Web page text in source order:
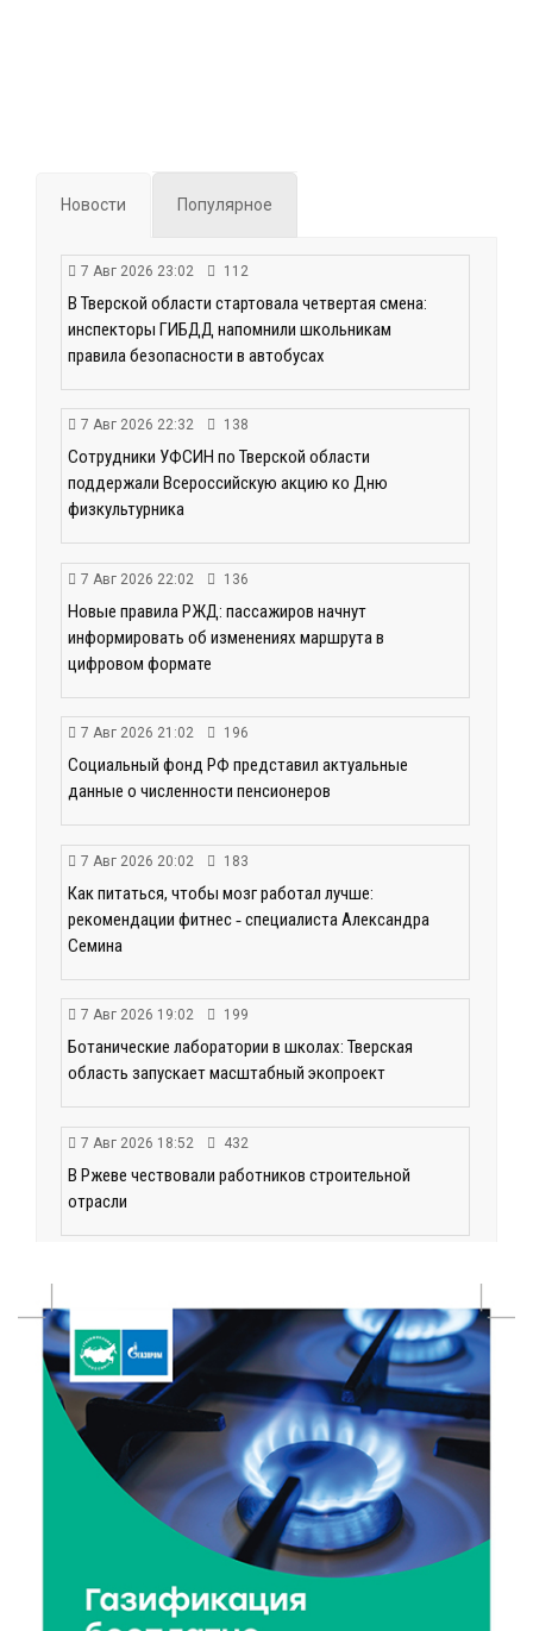
Новости Популярное
7 Авг 2026 23:02 112
В Тверской области стартовала четвертая смена:
инспекторы ГИБДД напомнили школьникам
правила безопасности в автобусах
7 Авг 2026 22:32 138
Сотрудники УФСИН по Тверской области
поддержали Всероссийскую акцию ко Дню
физкультурника
7 Авг 2026 22:02 136
Новые правила РЖД: пассажиров начнут
информировать об изменениях маршрута в
цифровом формате
7 Авг 2026 21:02 196
Социальный фонд РФ представил актуальные
данные о численности пенсионеров
7 Авг 2026 20:02 183
Как питаться, чтобы мозг работал лучше:
рекомендации фитнес ‑ специалиста Александра
Семина
7 Авг 2026 19:02 199
Ботанические лаборатории в школах: Тверская
область запускает масштабный экопроект
7 Авг 2026 18:52 432
В Ржеве чествовали работников строительной
отрасли
Зарядка со стражем порядка объединила детей в
«Чайке»
7 Авг 2026 18:02 305
В Нило-Столобенской пустыни началась
реставрация фасада исторической
Крестовоздвиженской церкви
163
День арбуза отметили ребята в Андреапольском
Доме культуры